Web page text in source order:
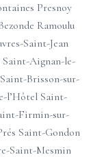
Presnoy
Ramoulu
Saint-Jean
Saint-Aignan-le-
Saint-Brisson-sur-
l’Hôtel Saint-
Firmin-sur-
Saint-Gondon
Saint-Mesmin